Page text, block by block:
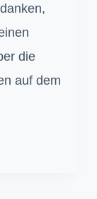
die
auf dem